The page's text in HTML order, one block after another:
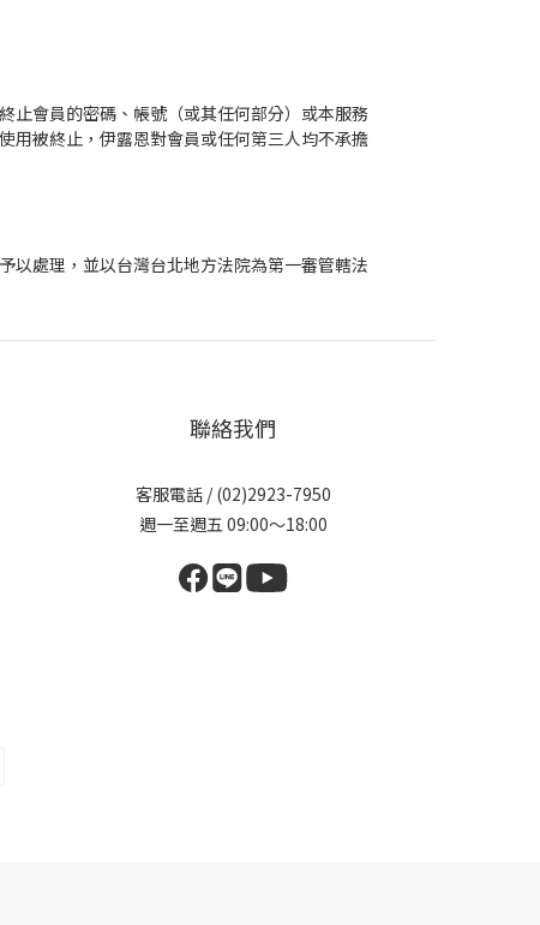
止會員的密碼、帳號（或其任何部分）或本服務
用被終止，伊露恩對會員或任何第三人均不承擔
以處理，並以台灣台北地方法院為第一審管轄法
聯絡我們
客服電話 / (02)2923-7950
週一至週五 09:00～18:00